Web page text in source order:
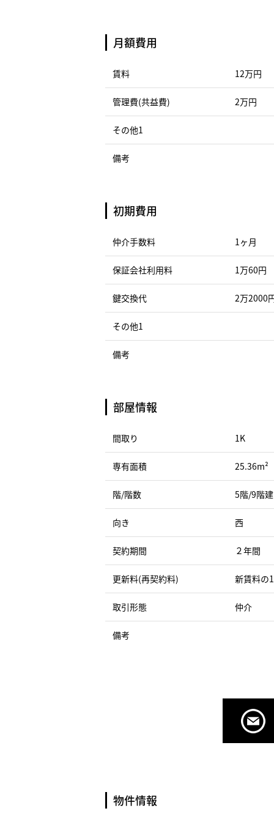
月額費用
賃料 12万円
管理費(共益費) 2万円
その他1
備考
初期費用
仲介手数料 1ヶ月
保証会社利用料 1万60円
鍵交換代 2万2000
その他1
備考
部屋情報
間取り 1K
専有面積 25.36m²
階/階数 5階/9階
向き 西
契約期間 ２年間
更新料(再契約料) 新賃料の
取引形態 仲介
備考
物件情報